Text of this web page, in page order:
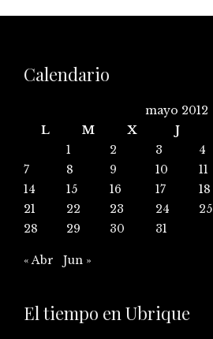
Calendario
mayo 2012
L
M X J
1
2 3 4
7
8 9 10 11
14
15 16 17 18
21
22 23 24 25
28
29 30 31
« Abr Jun »
El tiempo en Ubrique